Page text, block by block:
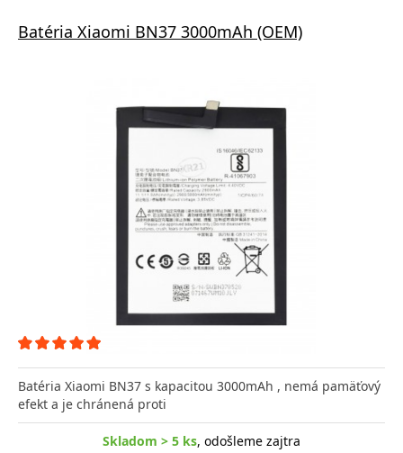
Batéria Xiaomi BN37 3000mAh (OEM)
Batéria Xiaomi BN37 s kapacitou 3000mAh , nemá pamäťový
efekt a je chránená proti
Skladom > 5 ks, odošleme zajtra